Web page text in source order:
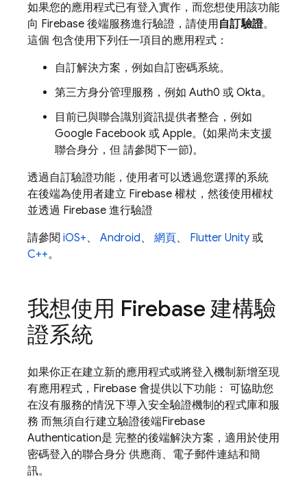
如果您的應用程式已有登入實作，而您想使用該功能
向 Firebase 後端服務進行驗證，請使用自訂驗證。
這個 包含使用下列任一項目的應用程式：
自訂解決方案，例如自訂密碼系統。
第三方身分管理服務，例如 Auth0 或 Okta。
目前已與聯合識別資訊提供者整合，例如
Google Facebook 或 Apple。(如果尚未支援
聯合身分，但 請參閱下一節)。
透過自訂驗證功能，使用者可以透過您選擇的系統
在後端為使用者建立 Firebase 權杖，然後使用權杖
並透過 Firebase 進行驗證
請參閱 iOS+、 Android、 網頁、 Flutter Unity 或
C++。
我想使用 Firebase 建構驗
證系統
如果你正在建立新的應用程式或將登入機制新增至現
有應用程式，Firebase 會提供以下功能： 可協助您
在沒有服務的情況下導入安全驗證機制的程式庫和服
務 而無須自行建立驗證後端Firebase
Authentication是 完整的後端解決方案，適用於使用
密碼登入的聯合身分 供應商、電子郵件連結和簡
訊。